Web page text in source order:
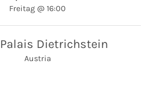
Freitag @ 16:00
Dietrichstein
Austria